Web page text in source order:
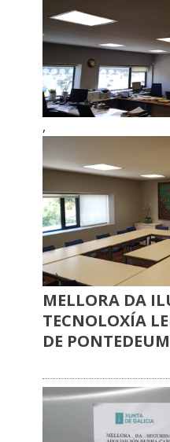
,
MELLORA DA
TECNOLOXÍA
DE